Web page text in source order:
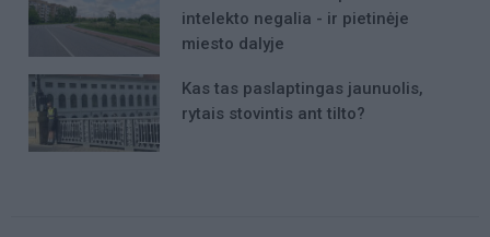
intelekto negalia - ir pietinėje
miesto dalyje
Kas tas paslaptingas jaunuolis,
rytais stovintis ant tilto?